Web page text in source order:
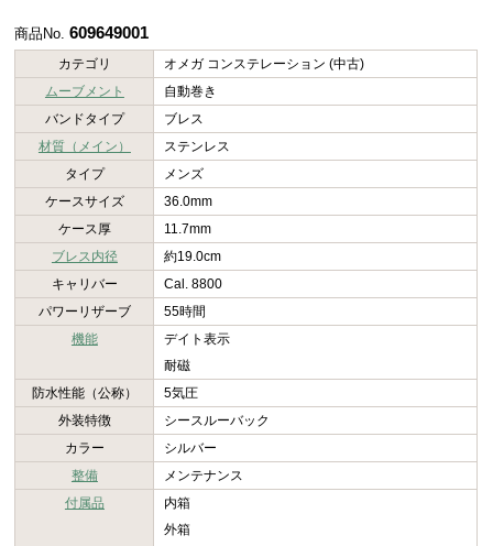
商品No.609649001
カテゴリ
オメガ コンステレーション (中古)
ムーブメント
自動巻き
バンドタイプ
ブレス
材質（メイン）
ステンレス
タイプ
メンズ
ケースサイズ
36.0mm
ケース厚
11.7mm
ブレス内径
約19.0cm
キャリバー
Cal. 8800
パワーリザーブ
55時間
機能
デイト表示
耐磁
防水性能（公称）
5気圧
外装特徴
シースルーバック
カラー
シルバー
整備
メンテナンス
付属品
内箱
外箱